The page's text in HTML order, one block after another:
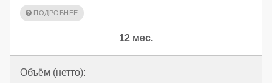
12 мес.
Объём (нетто):